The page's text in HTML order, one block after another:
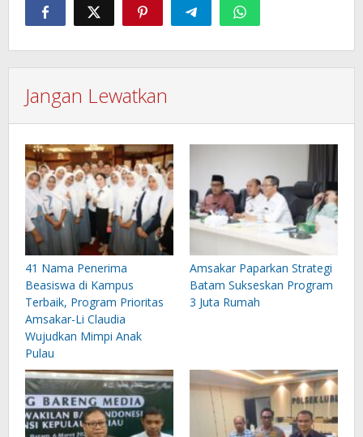
Jangan Lewatkan
41 Nama Penerima
Beasiswa di Kampus
Terbaik, Program Prioritas
Amsakar-Li Claudia
Wujudkan Mimpi Anak
Pulau
Amsakar Paparkan Strategi
Batam Sukseskan Program
3 Juta Rumah